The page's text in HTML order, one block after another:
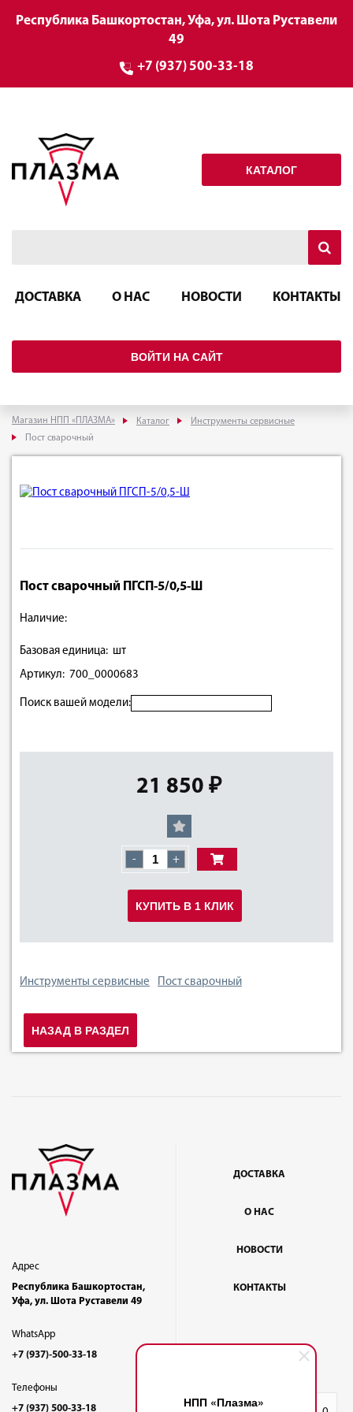
НПП «Плазма»
Республика Башкортостан, Уфа, ул. Шота Руставели
49
+7 (937) 500-33-18
КАТАЛОГ
ДОСТАВКА О НАС НОВОСТИ КОНТАКТЫ
ВОЙТИ НА САЙТ
Магазин НПП «ПЛАЗМА» Каталог
Инструменты сервисные
Пост сварочный
Пост сварочный ПГСП-5/0,5-Ш
Наличие:
Базовая единица: шт
Артикул: 700_0000683
Поиск вашей модели:
21 850 ₽
- +
КУПИТЬ В 1 КЛИК
Инструменты сервисные Пост сварочный
НАЗАД В РАЗДЕЛ
Адрес
Республика Башкортостан,
Уфа, ул. Шота Руставели 49
WhatsApp
+7 (937)-500-33-18
Телефоны
+7 (937) 500-33-18
ДОСТАВКА
О НАС
НОВОСТИ
КОНТАКТЫ